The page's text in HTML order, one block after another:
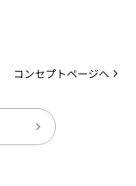
コンセプトページへ